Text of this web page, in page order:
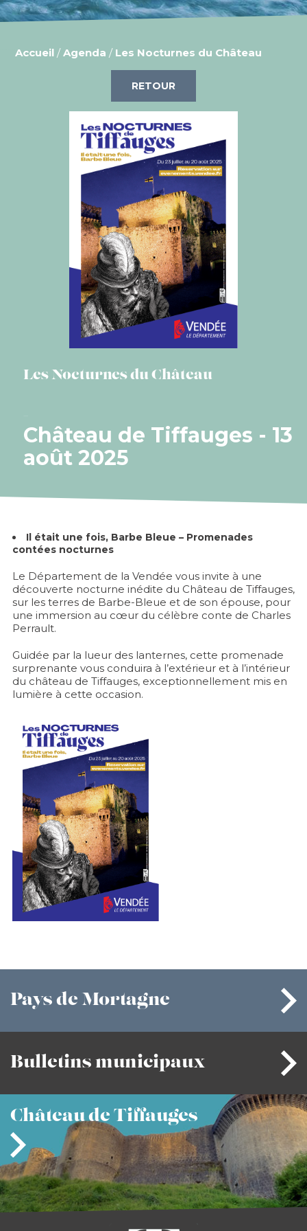
Accueil /Agenda / Les Nocturnes du Château
RETOUR
Les Nocturnes du Château
Château de Tiffauges - 13
août 2025
Il était une fois, Barbe Bleue – Promenades
contées nocturnes
Le Département de la Vendée vous invite à une
découverte nocturne inédite du Château de Tiffauges,
sur les terres de Barbe-Bleue et de son épouse, pour
une immersion au cœur du célèbre conte de Charles
Perrault.
Guidée par la lueur des lanternes, cette promenade
surprenante vous conduira à l’extérieur et à l’intérieur
du château de Tiffauges, exceptionnellement mis en
lumière à cette occasion.
Pays de Mortagne
Bulletins municipaux
Châteaude Tiffauges